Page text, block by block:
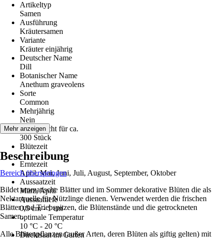
Artikeltyp
Samen
Ausführung
Kräutersamen
Variante
Kräuter einjährig
Deutscher Name
Dill
Botanischer Name
Anethum graveolens
Sorte
Common
Mehrjährig
Nein
Inhalt reicht für ca.
300 Stück
Blütezeit
-
Erntezeit
April, Mai, Juni, Juli, August, September, Oktober
Aussaatzeit
März, April
Aussaattiefe
0,5 cm - 1 cm
optimale Temperatur
10 °C - 20 °C
Direktsaat im Garten
Mehr anzeigen
Beschreibung
Bereich überspringen
Bildet aromatische Blätter und im Sommer dekorative Blüten die als
Nektarquelle für Nützlinge dienen. Verwendet werden die frischen
Blätter und Triebspitzen, die Blütenstände und die getrockneten
Samen.
Alle Blütenpflanzen (außer Arten, deren Blüten als giftig gelten) mit